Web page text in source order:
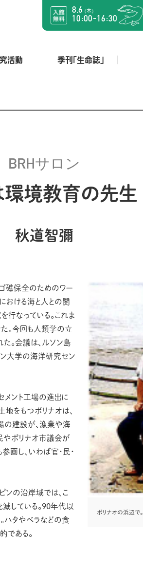
活動 季刊「生命誌」
8.6（ 木）
10:00- 16:30
BRHサロン
環境教育の先生
秋道智彌
礁保全のためのワー
おける海と人との関
なっている。これま
。今回も人類学の立
。会議は、ルソン島
大学の海洋研究セン
メント工場の進出に
をもつボリナオは、
の建設が、漁業や海
やボリナオ市議会が
画し、いわば官・民・
ンの沿岸域では、こ
している。90年代以
ハタやベラなどの食
である。
ボリナオの浜辺で。